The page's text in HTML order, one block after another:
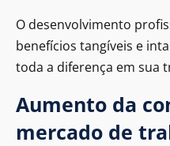
O desenvolvimento
benefícios tangíveis e
toda a diferença em sua
Aumento da
mercado de